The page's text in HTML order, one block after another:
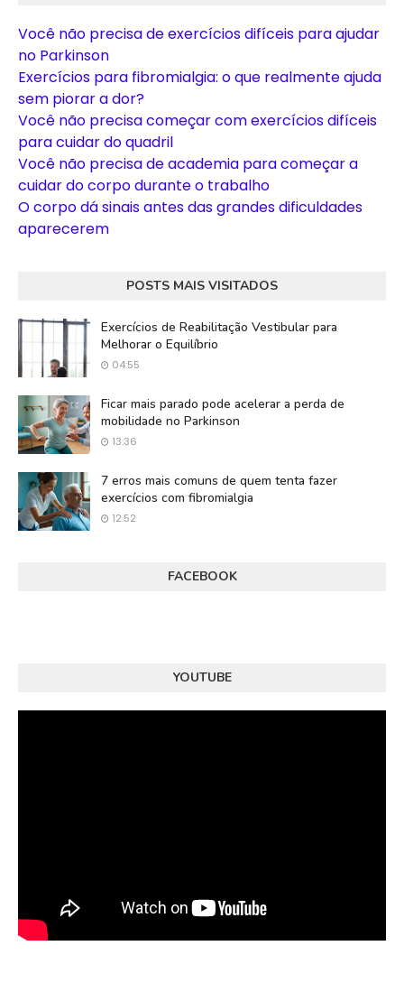
Você não precisa de exercícios difíceis para ajudar
no Parkinson
Exercícios para fibromialgia: o que realmente ajuda
sem piorar a dor?
Você não precisa começar com exercícios difíceis
para cuidar do quadril
Você não precisa de academia para começar a
cuidar do corpo durante o trabalho
O corpo dá sinais antes das grandes dificuldades
aparecerem
POSTS MAIS VISITADOS
Exercícios de Reabilitação Vestibular para
Melhorar o Equilíbrio
04:55
Ficar mais parado pode acelerar a perda de
mobilidade no Parkinson
13:36
7 erros mais comuns de quem tenta fazer
exercícios com fibromialgia
12:52
FACEBOOK
YOUTUBE